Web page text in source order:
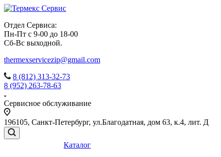
Отдел Сервиса:
Пн-Пт с 9-00 до 18-00
Сб-Вс выходной.
thermexservicezip@gmail.com
8 (812) 313-32-73
8 (952) 263-78-63
Сервисное обслуживание
196105, Санкт-Петербург, ул.Благодатная, дом 63, к.4, лит. Д
Каталог